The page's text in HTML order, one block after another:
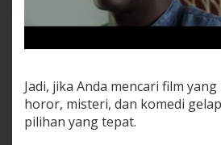
Jadi, jika Anda mencari film
horor, misteri, dan komedi
pilihan yang tepat.